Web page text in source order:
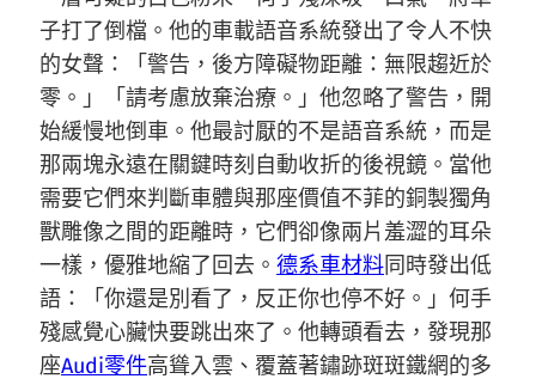
子打了倒檔。他的車載語音系統發出了令人不快
的女聲：「警告，後方障礙物距離：無限趨近於
零。」「請考慮放棄治療。」他忽略了警告，開
始緩慢地倒車。他最討厭的不是語音系統，而是
那兩塊永遠在關鍵時刻自動收折的後視鏡。當他
需要它們來判斷車體與那座價值不菲的銅製獨角
獸雕像之間的距離時，它們卻像兩片羞澀的耳朵
一樣，優雅地縮了回去。 德系車材料同時發出低
語：「你還是別看了，反正你也停不好。」何手
殘感覺心臟快要跳出來了。他轉頭看去，發現那
座Audi零件高聳入雲、覆蓋著鏽跡斑斑鐵網的多